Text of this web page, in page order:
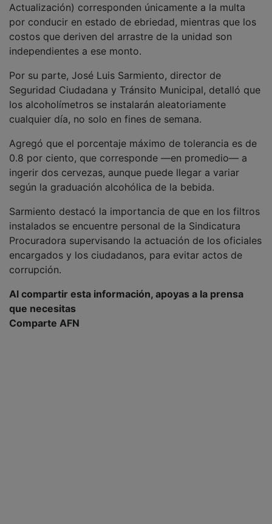
Actualización) corresponden únicamente a la multa
por conducir en estado de ebriedad, mientras que los
costos que deriven del arrastre de la unidad son
independientes a ese monto.
Por su parte, José Luis Sarmiento, director de
Seguridad Ciudadana y Tránsito Municipal, detalló que
los alcoholímetros se instalarán aleatoriamente
cualquier día, no solo en fines de semana.
Agregó que el porcentaje máximo de tolerancia es de
0.8 por ciento, que corresponde —en promedio— a
ingerir dos cervezas, aunque puede llegar a variar
según la graduación alcohólica de la bebida.
Sarmiento destacó la importancia de que en los filtros
instalados se encuentre personal de la Sindicatura
Procuradora supervisando la actuación de los oficiales
encargados y los ciudadanos, para evitar actos de
corrupción.
Al compartir esta información, apoyas a la prensa
que necesitas
Comparte AFN